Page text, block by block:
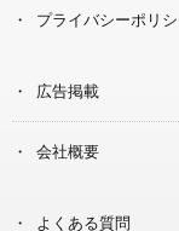
プライバシーポリ
広告掲載
会社概要
よくある質問